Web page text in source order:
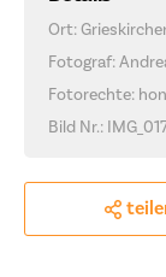
Ort:
Fotograf:
Fotorechte:
Bild Nr.: